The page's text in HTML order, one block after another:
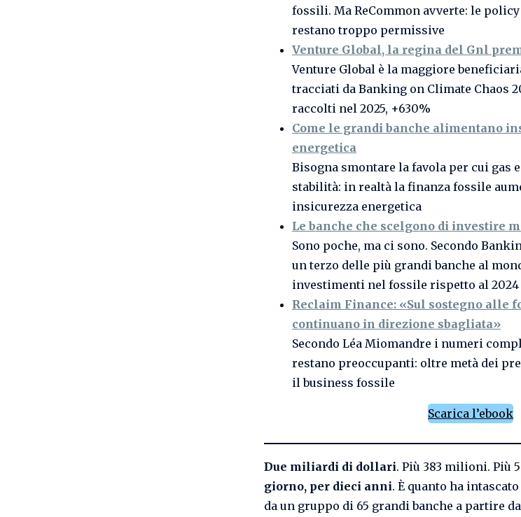
fossili. Ma ReCommon avverte: le
restano troppo permissive
Venture Global, la regina del Gnl
Venture Global è la maggiore
tracciati da Banking on Climate Chaos
raccolti nel 2025, +630%
Come le grandi banche alimentano
energetica
Bisogna smontare la favola per cui gas
stabilità: in realtà la finanza fossile
insicurezza energetica
Le banche che scelgono di investire
Sono poche, ma ci sono. Secondo
un terzo delle più grandi banche al
investimenti nel fossile rispetto al 2024
Reclaim Finance: «Sul sostegno alle
continuano in direzione sbagliata»
Secondo Léa Miomandre i numeri
restano preoccupanti: oltre metà dei
il business fossile
Scarica l’ebook
Due miliardi di dollari. Più 383 milioni. Più
giorno, per dieci anni. È quanto ha
da un gruppo di 65 grandi banche a partire